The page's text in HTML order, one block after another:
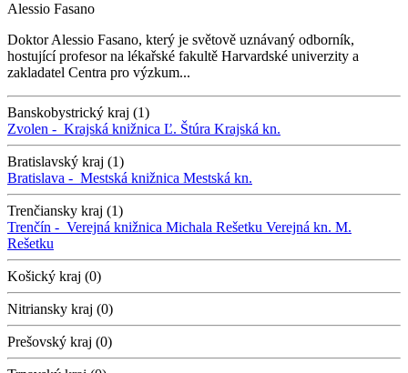
Alessio Fasano
Doktor Alessio Fasano, který je světově uznávaný odborník,
hostující profesor na lékařské fakultě Harvardské univerzity a
zakladatel Centra pro výzkum...
Banskobystrický kraj (1)
Zvolen - Krajská knižnica Ľ. Štúra Krajská kn.
Bratislavský kraj (1)
Bratislava - Mestská knižnica Mestská kn.
Trenčiansky kraj (1)
Trenčín - Verejná knižnica Michala Rešetku Verejná kn. M.
Rešetku
Košický kraj (0)
Nitriansky kraj (0)
Prešovský kraj (0)